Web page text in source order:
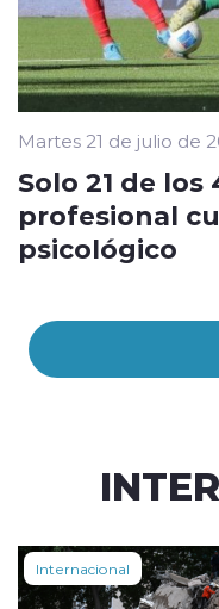
Martes 21 de julio de
Solo 21 de
profesional
psicológico
Internacional